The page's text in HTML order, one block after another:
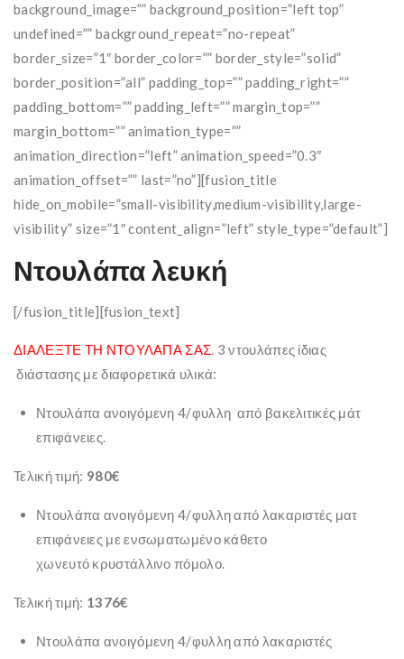
background_image=”” background_position=”left top”
undefined=”” background_repeat=”no-repeat”
border_size=”1″ border_color=”” border_style=”solid”
border_position=”all” padding_top=”” padding_right=””
padding_bottom=”” padding_left=”” margin_top=””
margin_bottom=”” animation_type=””
animation_direction=”left” animation_speed=”0.3″
animation_offset=”” last=”no”][fusion_title
hide_on_mobile=”small-visibility,medium-visibility,large-
visibility” size=”1″ content_align=”left” style_type=”default”]
Ντουλάπα λευκή
[/fusion_title][fusion_text]
ΔΙΑΛΕΞΤΕ ΤΗ ΝΤΟΥΛΑΠΑ ΣΑΣ. 3 ντουλάπες ίδιας
διάστασης με διαφορετικά υλικά:
Ντουλάπα ανοιγόμενη 4/φυλλη από βακελιτικές μάτ
επιφάνειες.
Τελική τιμή: 980€
Ντουλάπα ανοιγόμενη 4/φυλλη από λακαριστές ματ
επιφάνειες με ενσωματωμένο κάθετο
χωνευτό κρυστάλλινο πόμολο.
Τελική τιμή: 1376€
Ντουλάπα ανοιγόμενη 4/φυλλη από λακαριστές